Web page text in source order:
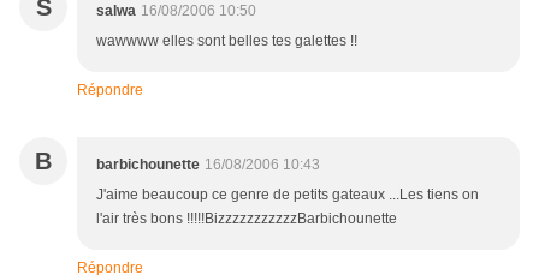
S salwa 16/08/2006 10:50
wawwww elles sont belles tes galettes !!
Répondre
B barbichounette 16/08/2006 10:43
J'aime beaucoup ce genre de petits gateaux ...Les tiens on
l'air très bons !!!!!BizzzzzzzzzzzBarbichounette
Répondre